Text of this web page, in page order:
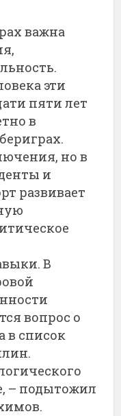
важна
эти
пяти лет
в
но в
и
развивает
В
вопрос о
в список
– подытожил